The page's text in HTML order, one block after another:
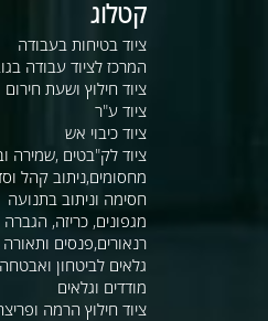
קטלוג
ציוד בטיחות בעבודה
המרכז לציוד עבודה
ציוד חילוץ ושעת חירום
ציוד ע"ר
ציוד כיבוי אש
ציוד לק"בטים ,שמירה
מחסומים,ניתוב קהל
חסימה וניתוב בתנועה
מגפונים, כריזה, הגברה
רנאורים,פנסים ותאורה
גלאים לביטחון ואבטחה
מודדים וגלאים
ציוד חילוץ הרמה